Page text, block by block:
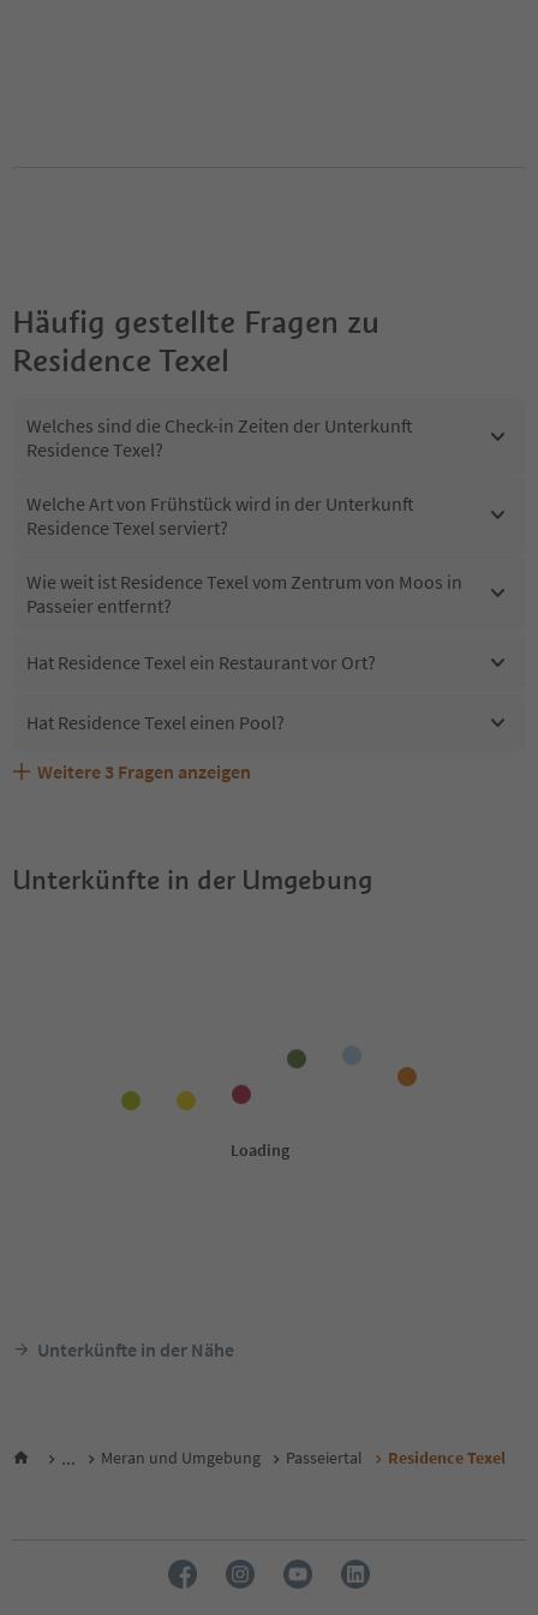
Häufig gestellte Fragen zu
Residence Texel
Welches sind die Check-in Zeiten der Unterkunft
Residence Texel?
Welche Art von Frühstück wird in der Unterkunft
Residence Texel serviert?
Wie weit ist Residence Texel vom Zentrum von Moos in
Passeier entfernt?
Hat Residence Texel ein Restaurant vor Ort?
Hat Residence Texel einen Pool?
Sind Haustiere in der Unterkunft Residence Texel
Welche Services bietet Residence Texel?
Erhalten die Gäste von Residence Texel einen Südtirol
Weitere 3 Fragen anzeigen
Unterkünfte in der Umgebung
Unterkünfte in der Nähe
... Meran und Umgebung Passeiertal Residence Texel